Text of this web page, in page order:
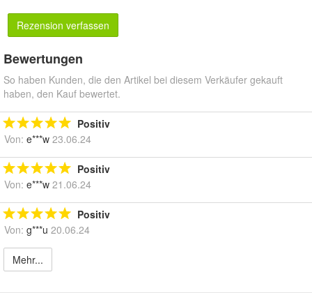
Rezension verfassen
Bewertungen
So haben Kunden, die den Artikel bei diesem Verkäufer gekauft
haben, den Kauf bewertet.
Positiv
Von: e***w 23.06.24
Positiv
Von: e***w 21.06.24
Positiv
Von: g***u 20.06.24
Mehr...